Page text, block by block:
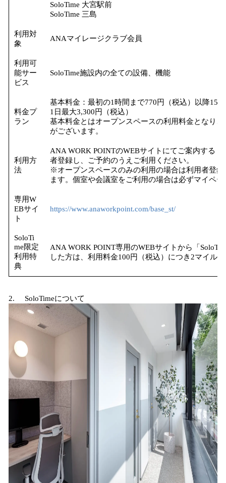
SoloTime 大宮駅前
SoloTime 三島
利用対
象
ANAマイレージクラブ会員
利用可
能サー
ビス
SoloTime施設内の全ての設備、機能
料金プ
ラン
基本料金：最初の1時間まで770円（税込）以降15
1日最大3,300円（税込）
基本料金とはオープンスペースの利用料金となり
がございます。
利用方
法
ANA WORK POINTのWEBサイトにてご案内する
者登録し、ご予約のうえご利用ください。
※オープンスペースのみの利用の場合は利用者登
ます。個室や会議室をご利用の場合は必ずマイペ
専用W
EBサイ
ト
https://www.anaworkpoint.com/base_st/
SoloTi
me限定
利用特
典
ANA WORK POINT専用のWEBサイトから「
した方は、利用料金100円（税込）につき2マイル
2. SoloTimeについて